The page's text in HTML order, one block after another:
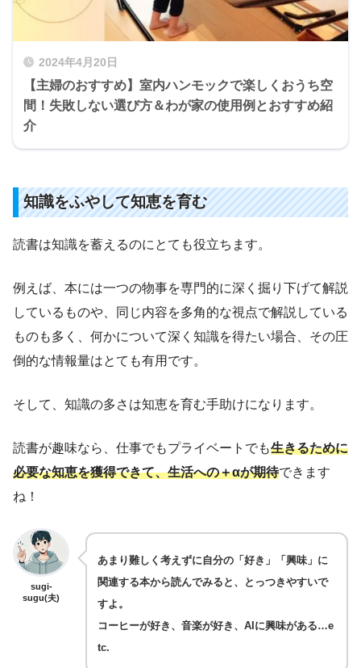
2024年4月20日
【主婦のおすすめ】室内ハンモックで楽しくおうち空
間！失敗しない選び方＆わが家の使用例とおすすめ紹
介
知識をふやして知恵を育む
読書は知識を蓄えるのにとても役立ちます。
例えば、本には一つの物事を専門的に深く掘り下げて解説
しているものや、同じ内容を多角的な視点で解説している
ものも多く、何かについて深く知識を得たい場合、その圧
倒的な情報量はとても有用です。
そして、知識の多さは知恵を育む手助けになります。
読書が趣味なら、仕事でもプライベートでも生きるために
必要な知恵を獲得できて、生活への＋αが期待できます
ね！
sugi-
sugu(夫)
あまり難しく考えずに自分の「好き」「興味」に
関連する本から読んでみると、とっつきやすいで
すよ。
コーヒーが好き、音楽が好き、AIに興味がある…e
tc.